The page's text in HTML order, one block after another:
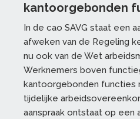
kantoorgebonden
In de cao SAVG staat een
afweken van de Regeling
nu ook van de Wet
Werknemers boven
kantoorgebonden functies
tijdelijke
aanspraak ontstaat op